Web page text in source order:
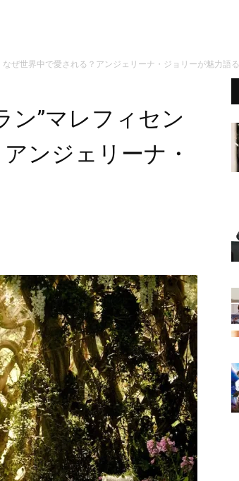
ぜ世界中で愛される？アンジェリーナ・ジョリーが魅力語る
ン”マレフィセン
ンジェリーナ・